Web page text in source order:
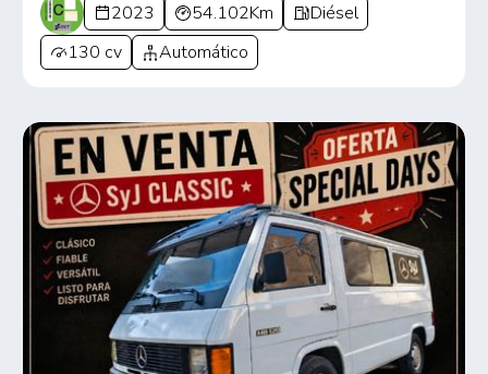
2023 54.102Km
Diésel
130 cv
Automático